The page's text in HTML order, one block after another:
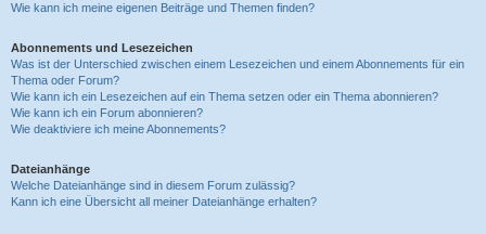
Wie kann ich meine eigenen Beiträge und Themen finden?
Abonnements und Lesezeichen
Was ist der Unterschied zwischen einem Lesezeichen und einem Abonnements für ein
Thema oder Forum?
Wie kann ich ein Lesezeichen auf ein Thema setzen oder ein Thema abonnieren?
Wie kann ich ein Forum abonnieren?
Wie deaktiviere ich meine Abonnements?
Dateianhänge
Welche Dateianhänge sind in diesem Forum zulässig?
Kann ich eine Übersicht all meiner Dateianhänge erhalten?